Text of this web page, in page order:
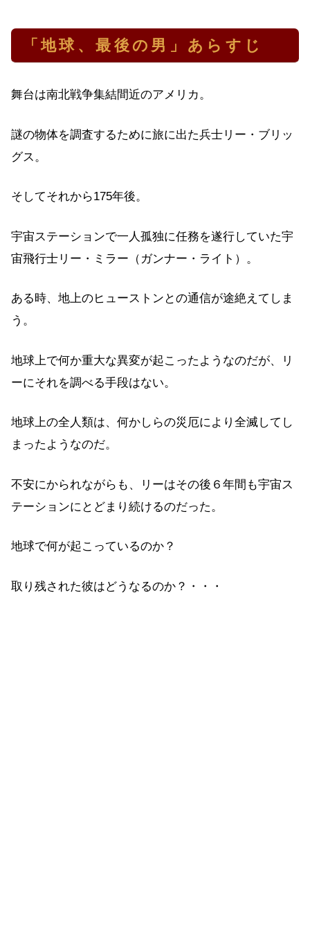
「地球、最後の男」あらすじ
舞台は南北戦争集結間近のアメリカ。
謎の物体を調査するために旅に出た兵士リー・ブリッ
グス。
そしてそれから175年後。
宇宙ステーションで一人孤独に任務を遂行していた宇
宙飛行士リー・ミラー（ガンナー・ライト）。
ある時、地上のヒューストンとの通信が途絶えてしま
う。
地球上で何か重大な異変が起こったようなのだが、リ
ーにそれを調べる手段はない。
地球上の全人類は、何かしらの災厄により全滅してし
まったようなのだ。
不安にかられながらも、リーはその後６年間も宇宙ス
テーションにとどまり続けるのだった。
地球で何が起こっているのか？
取り残された彼はどうなるのか？・・・